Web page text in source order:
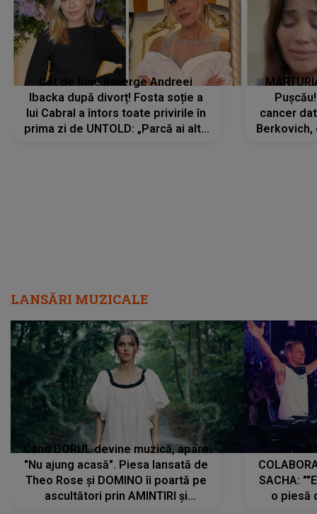
Cât de bine îi merge Andreei
Ibacka după divorț! Fosta soție a
lui Cabral a întors toate privirile în
prima zi de UNTOLD: „Parcă ai altă
cancer
Berkovich,
LANSĂRI MUZICALE
Când DORUL devine muzică, apare
"Nu ajung acasă". Piesa lansată de
Theo Rose și DOMINO îi poartă pe
ascultători prin AMINTIRI și
SACHA:
o piesă